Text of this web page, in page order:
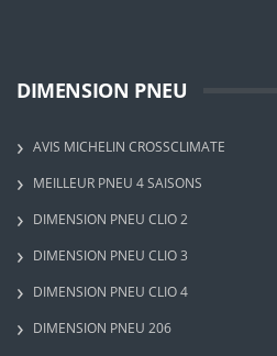
DIMENSION PNEU
AVIS MICHELIN CROSSCLIMATE
MEILLEUR PNEU 4 SAISONS
DIMENSION PNEU CLIO 2
DIMENSION PNEU CLIO 3
DIMENSION PNEU CLIO 4
DIMENSION PNEU 206